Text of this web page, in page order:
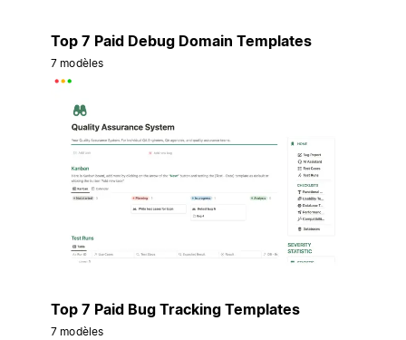
Top 7 Paid Debug Domain Templates
7 modèles
Top 7 Paid Bug Tracking Templates
7 modèles